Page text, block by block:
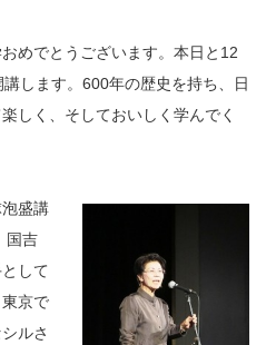
めでとうございます。本日と12
します。600年の歴史を持ち、日
しく、そしておいしく学んでく
盛講
国吉
して
京で
ルさ